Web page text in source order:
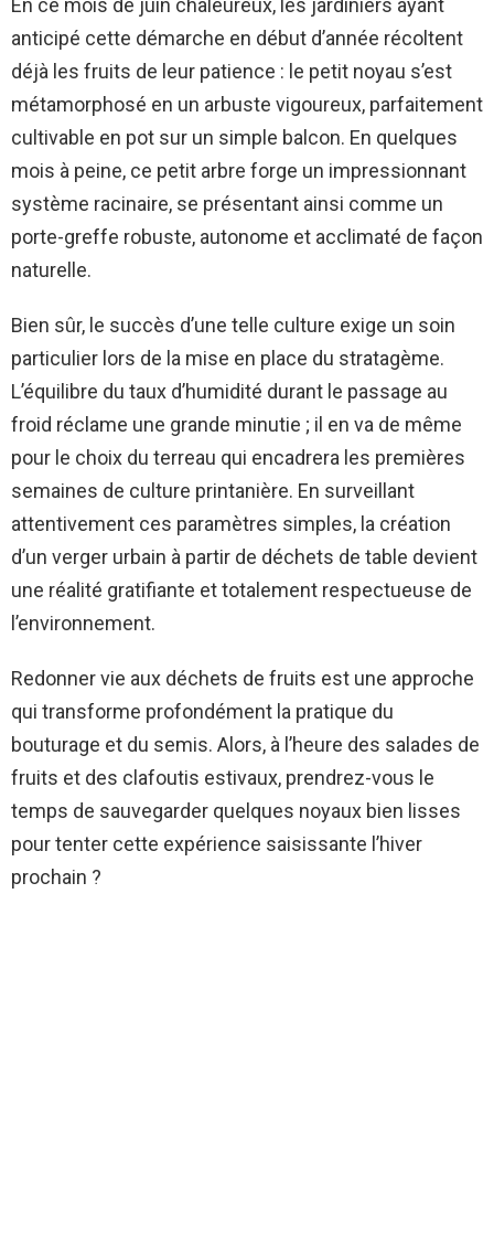
En ce mois de juin chaleureux, les jardiniers ayant
anticipé cette démarche en début d’année récoltent
déjà les fruits de leur patience : le petit noyau s’est
métamorphosé en un arbuste vigoureux, parfaitement
cultivable en pot sur un simple balcon. En quelques
mois à peine, ce petit arbre forge un impressionnant
système racinaire, se présentant ainsi comme un
porte-greffe robuste, autonome et acclimaté de façon
naturelle.
Bien sûr, le succès d’une telle culture exige un soin
particulier lors de la mise en place du stratagème.
L’équilibre du taux d’humidité durant le passage au
froid réclame une grande minutie ; il en va de même
pour le choix du terreau qui encadrera les premières
semaines de culture printanière. En surveillant
attentivement ces paramètres simples, la création
d’un verger urbain à partir de déchets de table devient
une réalité gratifiante et totalement respectueuse de
l’environnement.
Redonner vie aux déchets de fruits est une approche
qui transforme profondément la pratique du
bouturage et du semis. Alors, à l’heure des salades de
fruits et des clafoutis estivaux, prendrez-vous le
temps de sauvegarder quelques noyaux bien lisses
pour tenter cette expérience saisissante l’hiver
prochain ?